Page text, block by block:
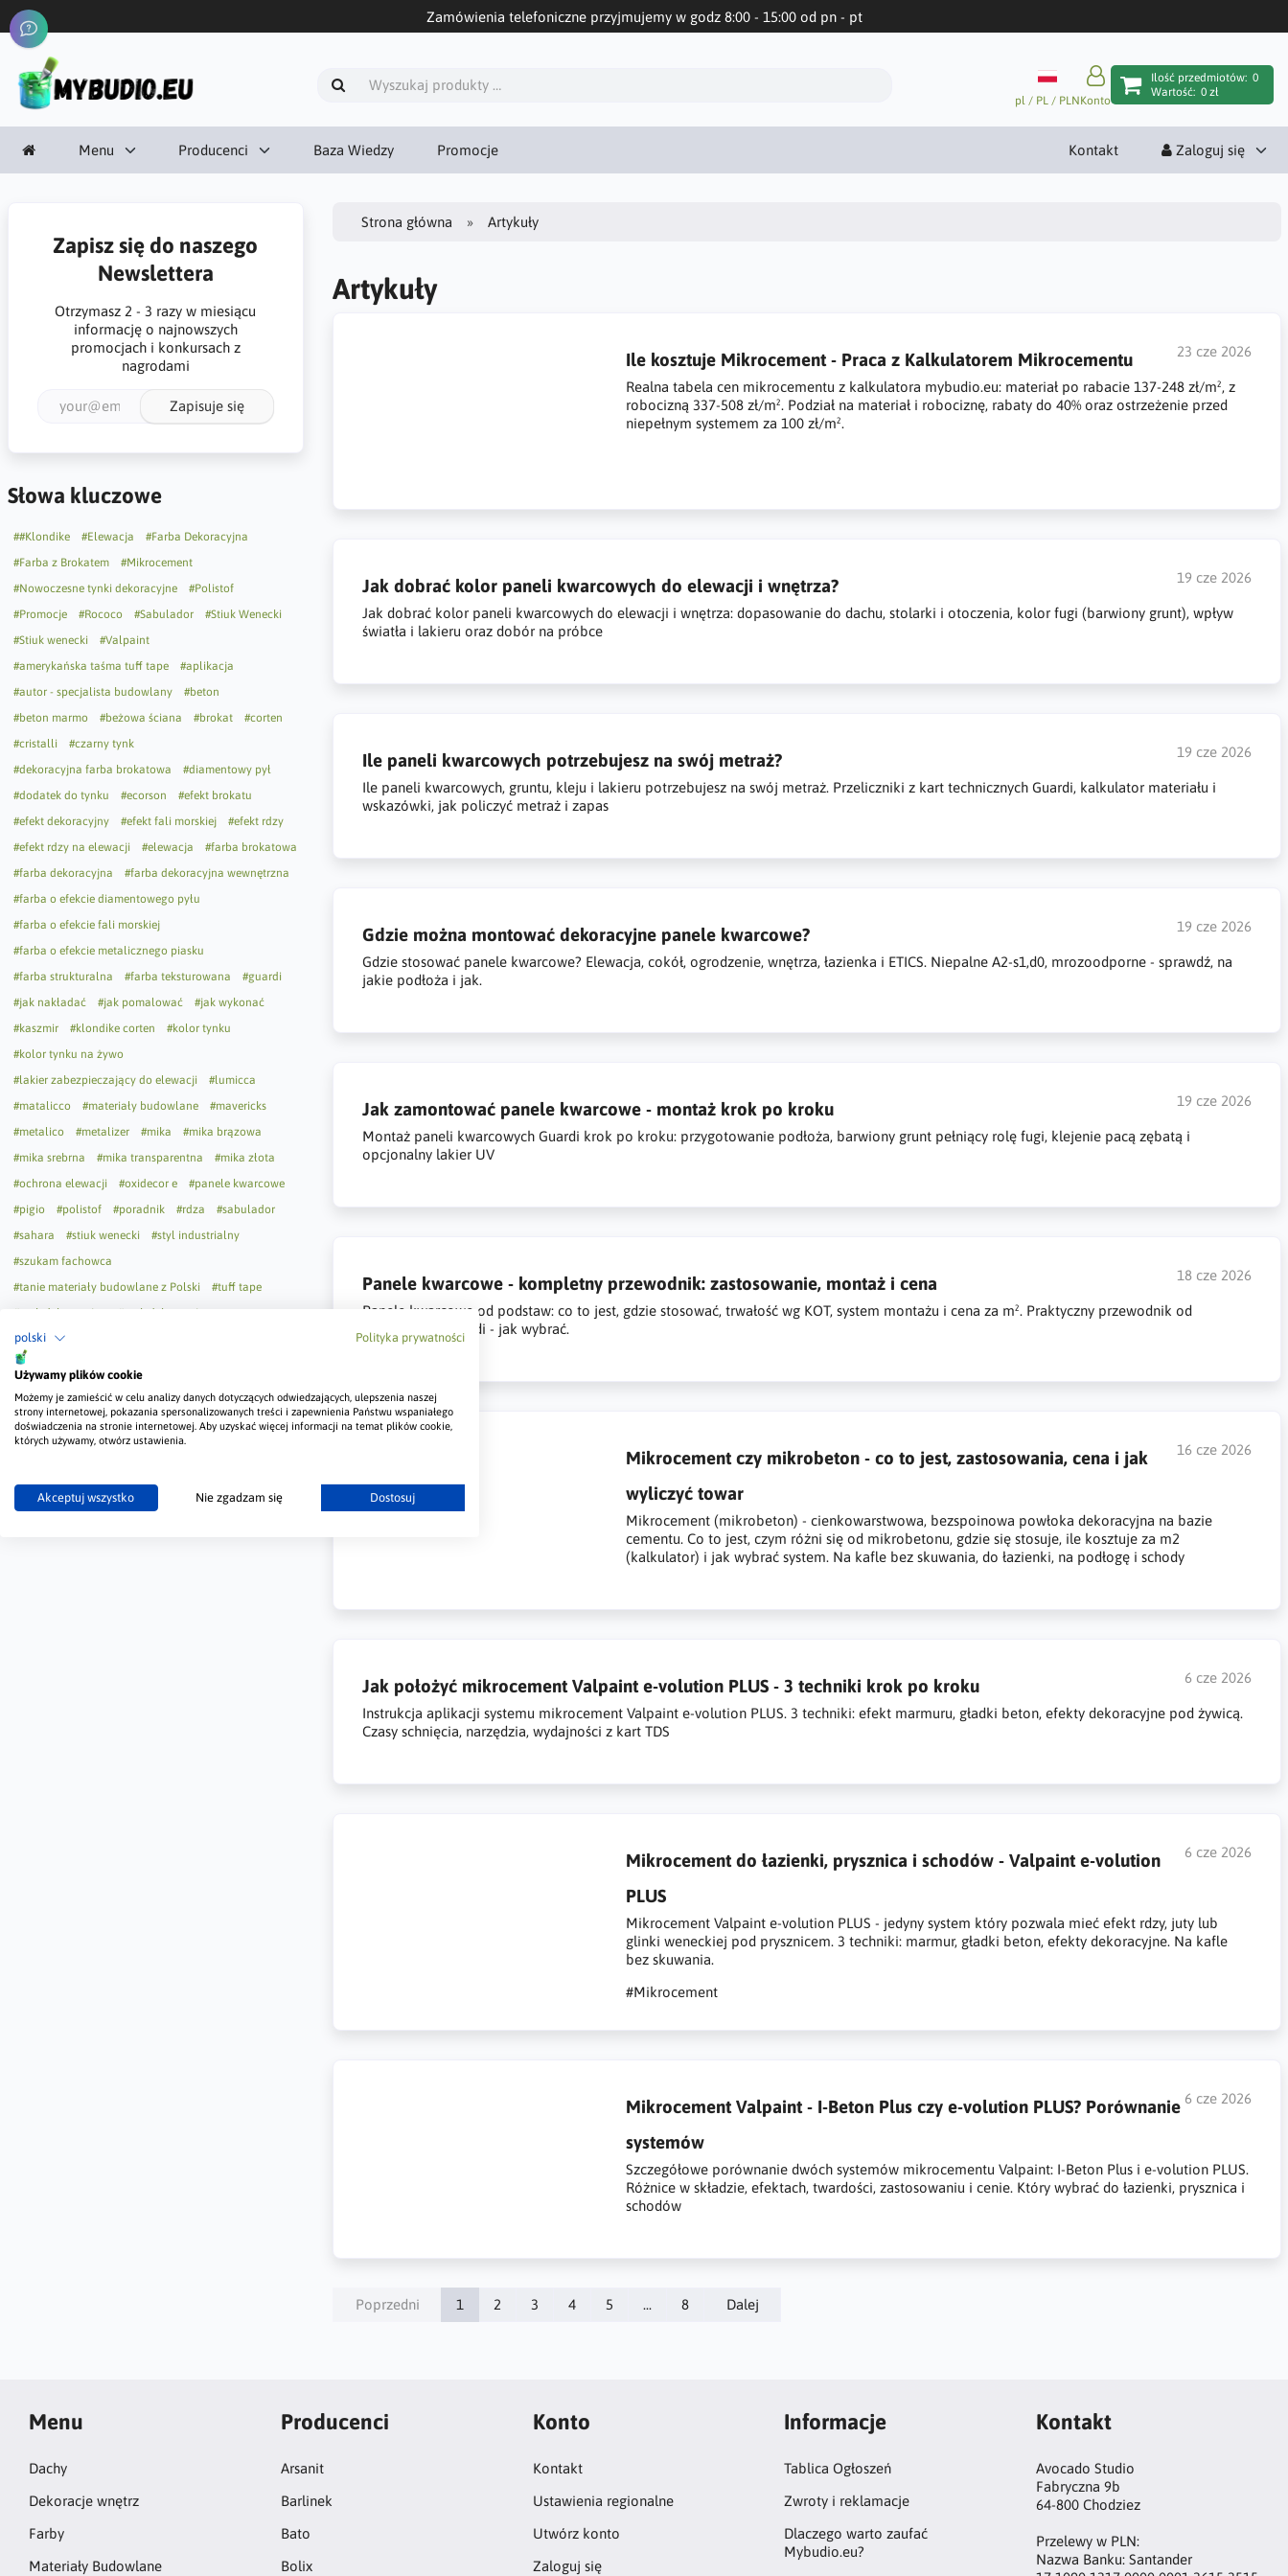
polski Polityka prywatności
Używamy plików cookie
Możemy je zamieścić w celu analizy danych dotyczących odwiedzających, ulepszenia naszej
strony internetowej, pokazania spersonalizowanych treści i zapewnienia Państwu wspaniałego
doświadczenia na stronie internetowej. Aby uzyskać więcej informacji na temat plików cookie,
których używamy, otwórz ustawienia.
Akceptuj wszystko Nie zgadzam się Dostosuj
Zamówienia telefoniczne przyjmujemy w godz 8:00 - 15:00 od pn - pt
pl / PL / PLNKonto
Ilość przedmiotów: 0
Wartość: 0 zł
Menu Producenci Baza Wiedzy Promocje Kontakt Zaloguj się
Zapisz się do naszego
Newslettera
Otrzymasz 2 - 3 razy w miesiącu
informację o najnowszych
promocjach i konkursach z
nagrodami
Zapisuje się
Słowa kluczowe
##Klondike #Elewacja
#Farba Dekoracyjna
#Farba z Brokatem
#Mikrocement
#Nowoczesne tynki dekoracyjne
#Polistof
#Promocje
#Rococo #Sabulador
#Stiuk Wenecki
#Stiuk wenecki
#Valpaint
#amerykańska taśma tuff tape
#aplikacja
#autor - specjalista budowlany
#beton
#beton marmo
#beżowa ściana #brokat
#corten
#cristalli
#czarny tynk
#dekoracyjna farba brokatowa
#diamentowy pył
#dodatek do tynku
#ecorson
#efekt brokatu
#efekt dekoracyjny
#efekt fali morskiej
#efekt rdzy
#efekt rdzy na elewacji
#elewacja
#farba brokatowa
#farba dekoracyjna
#farba dekoracyjna wewnętrzna
#farba o efekcie diamentowego pyłu
#farba o efekcie fali morskiej
#farba o efekcie metalicznego piasku
#farba strukturalna
#farba teksturowana
#guardi
#jak nakładać
#jak pomalować
#jak wykonać
#kaszmir
#klondike corten
#kolor tynku
#kolor tynku na żywo
#lakier zabezpieczający do elewacji
#lumicca
#matalicco
#materiały budowlane
#mavericks
#metalico
#metalizer #mika
#mika brązowa
#mika srebrna
#mika transparentna
#mika złota
#ochrona elewacji
#oxidecor e
#panele kwarcowe
#pigio
#polistof #poradnik #rdza
#sabulador
#sahara
#stiuk wenecki
#styl industrialny
#szukam fachowca
#tanie materiały budowlane z Polski
#tuff tape
#tynk dekoracyjny
#tynk dekoracyjny na zewnątrz
#tynk dekoracyjny wewnętrzny
#tynk silikonowy
#wzornik paneli kwarcowych
#wzornik tynku
#zielony butelkowy #złoto
Strona główna Artykuły
Artykuły
23 cze 2026
Ile kosztuje Mikrocement - Praca z Kalkulatorem Mikrocementu
Realna tabela cen mikrocementu z kalkulatora mybudio.eu: materiał po rabacie 137-248 zł/m², z
robocizną 337-508 zł/m². Podział na materiał i robociznę, rabaty do 40% oraz ostrzeżenie przed
niepełnym systemem za 100 zł/m².
19 cze 2026
Jak dobrać kolor paneli kwarcowych do elewacji i wnętrza?
Jak dobrać kolor paneli kwarcowych do elewacji i wnętrza: dopasowanie do dachu, stolarki i otoczenia, kolor fugi (barwiony grunt), wpływ
światła i lakieru oraz dobór na próbce
19 cze 2026
Ile paneli kwarcowych potrzebujesz na swój metraż?
Ile paneli kwarcowych, gruntu, kleju i lakieru potrzebujesz na swój metraż. Przeliczniki z kart technicznych Guardi, kalkulator materiału i
wskazówki, jak policzyć metraż i zapas
19 cze 2026
Gdzie można montować dekoracyjne panele kwarcowe?
Gdzie stosować panele kwarcowe? Elewacja, cokół, ogrodzenie, wnętrza, łazienka i ETICS. Niepalne A2-s1,d0, mrozoodporne - sprawdź, na
jakie podłoża i jak.
19 cze 2026
Jak zamontować panele kwarcowe - montaż krok po kroku
Montaż paneli kwarcowych Guardi krok po kroku: przygotowanie podłoża, barwiony grunt pełniący rolę fugi, klejenie pacą zębatą i
opcjonalny lakier UV
18 cze 2026
Panele kwarcowe - kompletny przewodnik: zastosowanie, montaż i cena
Panele kwarcowe od podstaw: co to jest, gdzie stosować, trwałość wg KOT, system montażu i cena za m². Praktyczny przewodnik od
dystrybutora Guardi - jak wybrać.
16 cze 2026
Mikrocement czy mikrobeton - co to jest, zastosowania, cena i jak
wyliczyć towar
Mikrocement (mikrobeton) - cienkowarstwowa, bezspoinowa powłoka dekoracyjna na bazie
cementu. Co to jest, czym różni się od mikrobetonu, gdzie się stosuje, ile kosztuje za m2
(kalkulator) i jak wybrać system. Na kafle bez skuwania, do łazienki, na podłogę i schody
6 cze 2026
Jak położyć mikrocement Valpaint e-volution PLUS - 3 techniki krok po kroku
Instrukcja aplikacji systemu mikrocement Valpaint e-volution PLUS. 3 techniki: efekt marmuru, gładki beton, efekty dekoracyjne pod żywicą.
Czasy schnięcia, narzędzia, wydajności z kart TDS
6 cze 2026
Mikrocement do łazienki, prysznica i schodów - Valpaint e-volution
PLUS
Mikrocement Valpaint e-volution PLUS - jedyny system który pozwala mieć efekt rdzy, juty lub
glinki weneckiej pod prysznicem. 3 techniki: marmur, gładki beton, efekty dekoracyjne. Na kafle
bez skuwania.
#Mikrocement
6 cze 2026
Mikrocement Valpaint - I-Beton Plus czy e-volution PLUS? Porównanie
systemów
Szczegółowe porównanie dwóch systemów mikrocementu Valpaint: I-Beton Plus i e-volution PLUS.
Różnice w składzie, efektach, twardości, zastosowaniu i cenie. Który wybrać do łazienki, prysznica i
schodów
Poprzedni 1 2 3 4 5 ... 8 Dalej
Menu
Dachy
Dekoracje wnętrz
Farby
Materiały Budowlane
Producenci
Arsanit
Barlinek
Bato
Bolix
Konto
Kontakt
Ustawienia regionalne
Utwórz konto
Zaloguj się
Informacje
Tablica Ogłoszeń
Zwroty i reklamacje
Dlaczego warto zaufać
Mybudio.eu?
Kontakt
Avocado Studio
Fabryczna 9b
64-800 Chodziez
Przelewy w PLN:
Nazwa Banku: Santander